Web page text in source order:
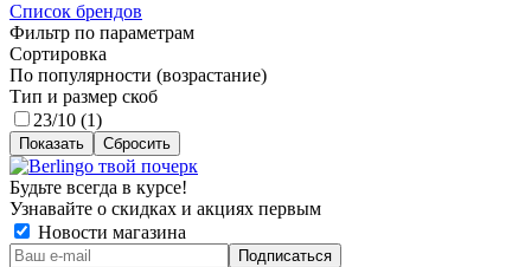
Список брендов
Фильтр по параметрам
Сортировка
По популярности (возрастание)
Тип и размер скоб
23/10 (1)
Сбросить
Будьте всегда в курсе!
Узнавайте о скидках и акциях первым
Новости магазина